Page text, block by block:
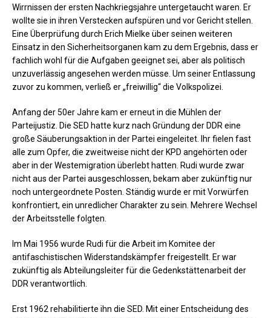
Wirrnissen der ersten Nachkriegsjahre untergetaucht waren. Er
wollte sie in ihren Verstecken aufspüren und vor Gericht stellen.
Eine Überprüfung durch Erich Mielke über seinen weiteren
Einsatz in den Sicherheitsorganen kam zu dem Ergebnis, dass er
fachlich wohl für die Aufgaben geeignet sei, aber als politisch
unzuverlässig angesehen werden müsse. Um seiner Entlassung
zuvor zu kommen, verließ er „freiwillig“ die Volkspolizei.
Anfang der 50er Jahre kam er erneut in die Mühlen der
Parteijustiz. Die SED hatte kurz nach Gründung der DDR eine
große Säuberungsaktion in der Partei eingeleitet. Ihr fielen fast
alle zum Opfer, die zweitweise nicht der KPD angehörten oder
aber in der Westemigration überlebt hatten. Rudi wurde zwar
nicht aus der Partei ausgeschlossen, bekam aber zukünftig nur
noch untergeordnete Posten. Ständig wurde er mit Vorwürfen
konfrontiert, ein unredlicher Charakter zu sein. Mehrere Wechsel
der Arbeitsstelle folgten.
Im Mai 1956 wurde Rudi für die Arbeit im Komitee der
antifaschistischen Widerstandskämpfer freigestellt. Er war
zukünftig als Abteilungsleiter für die Gedenkstättenarbeit der
DDR verantwortlich.
Erst 1962 rehabilitierte ihn die SED. Mit einer Entscheidung des